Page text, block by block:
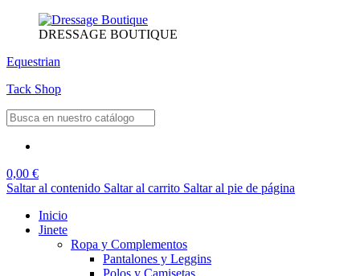
DRESSAGE BOUTIQUE
Equestrian
Tack Shop
0,00 €
Saltar al contenido Saltar al carrito Saltar al pie de página
Inicio
Jinete
Ropa y Complementos
Pantalones y Leggins
Polos y Camisetas